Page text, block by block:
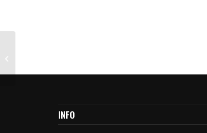
INFO